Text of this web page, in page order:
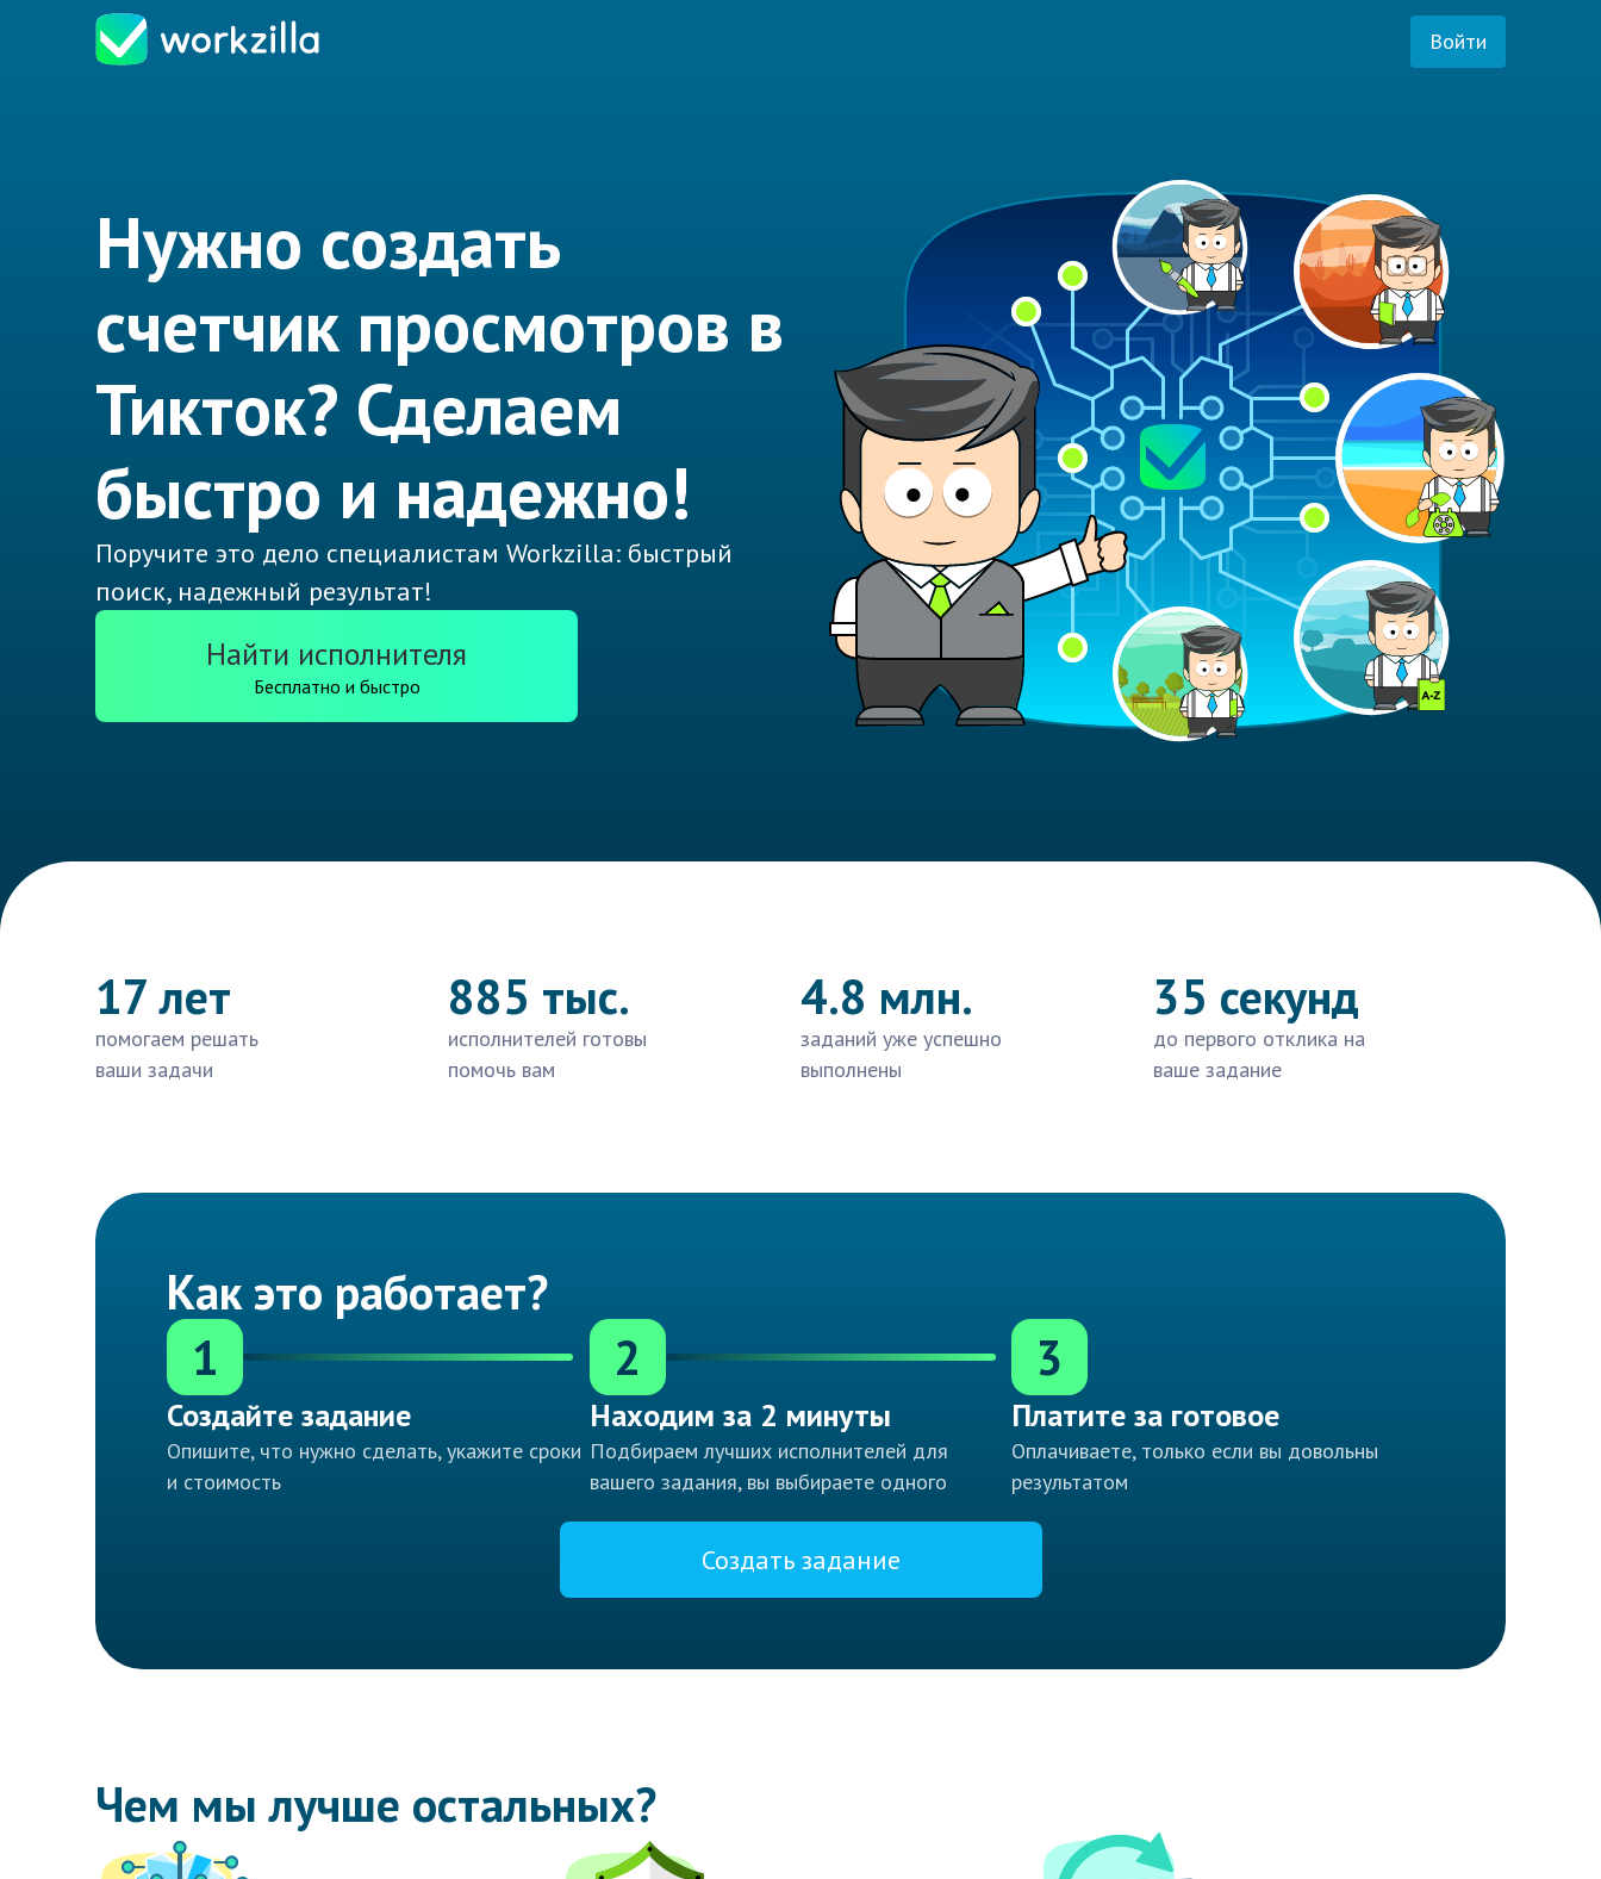
Войти
Нужно создать
счетчик просмотров в
Тикток? Сделаем
быстро и надежно!
Поручите это дело специалистам Workzilla: быстрый
поиск, надежный результат!
Найти исполнителя
Бесплатно и быстро
17 лет
помогаем решать
ваши задачи
885 тыс.
исполнителей готовы
помочь вам
4.8 млн.
заданий уже успешно
выполнены
35 секунд
до первого отклика на
ваше задание
Как это работает?
1
Создайте задание
Опишите, что нужно сделать, укажите сроки
и стоимость
2
Находим за 2 минуты
Подбираем лучших исполнителей для
вашего задания, вы выбираете одного
3
Платите за готовое
Оплачиваете, только если вы довольны
результатом
Создать задание
Чем мы лучше остальных?